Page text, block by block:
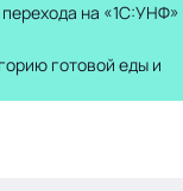
на «1С:УНФ»
готовой еды и